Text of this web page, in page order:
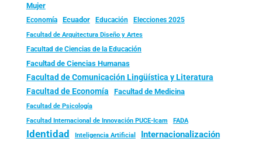
Mujer
Economía Ecuador Educación Elecciones 2025
Facultad de Arquitectura Diseño y Artes
Facultad de Ciencias de la Educación
Facultad de Ciencias Humanas
Facultad de Comunicación Lingüística y Literatura
Facultad de Economía Facultad de Medicina
Facultad de Psicología
Facultad Internacional de Innovación PUCE-Icam FADA
Identidad Inteligencia Artificial Internacionalización